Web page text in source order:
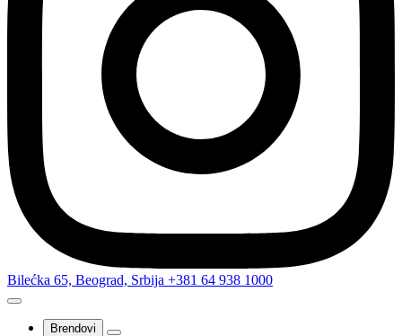
Bilećka 65, Beograd, Srbija +381 64 938 1000
Brendovi